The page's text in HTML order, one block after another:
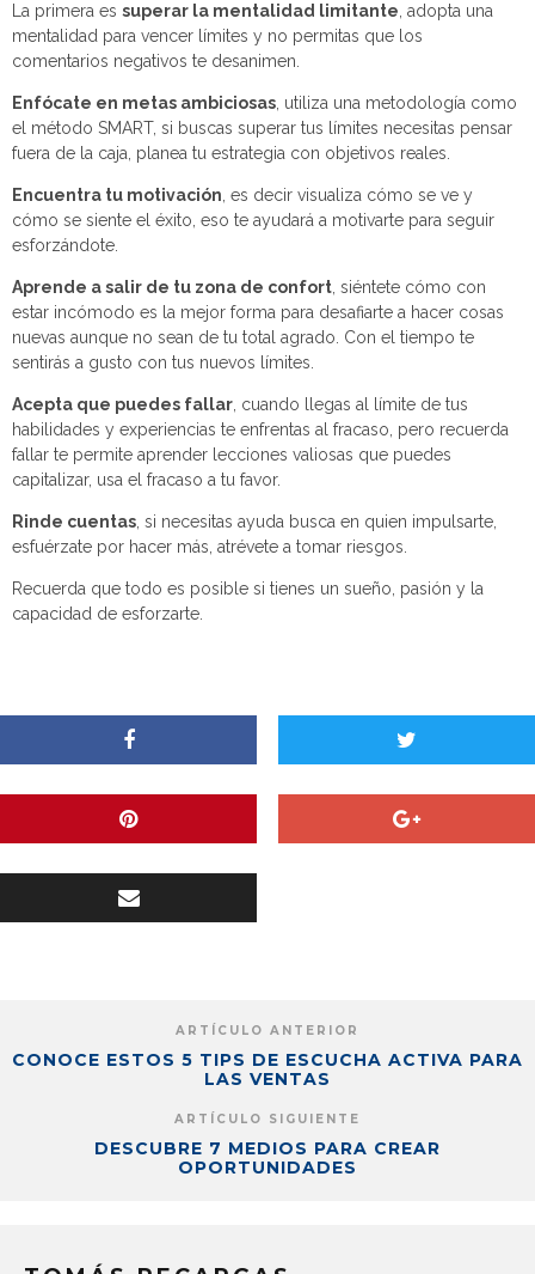
La primera es superar la mentalidad limitante , adopta una
mentalidad para vencer límites y no permitas que los
comentarios negativos te desanimen.
Enfócate en metas ambiciosas , utiliza una metodología como
el método SMART, si buscas superar tus límites necesitas pensar
fuera de la caja, planea tu estrategia con objetivos reales.
Encuentra tu motivación , es decir visualiza cómo se ve y
cómo se siente el éxito, eso te ayudará a motivarte para seguir
esforzándote.
Aprende a salir de tu zona de confort , siéntete cómo con
estar incómodo es la mejor forma para desafiarte a hacer cosas
nuevas aunque no sean de tu total agrado. Con el tiempo te
sentirás a gusto con tus nuevos límites.
Acepta que puedes fallar , cuando llegas al límite de tus
habilidades y experiencias te enfrentas al fracaso, pero recuerda
fallar te permite aprender lecciones valiosas que puedes
capitalizar, usa el fracaso a tu favor.
Rinde cuentas , si necesitas ayuda busca en quien impulsarte,
esfuérzate por hacer más, atrévete a tomar riesgos.
Recuerda que todo es posible si tienes un sueño, pasión y la
capacidad de esforzarte.
ARTÍCULO ANTERIOR
CONOCE ESTOS 5 TIPS DE ESCUCHA ACTIVA PARA
LAS VENTAS
ARTÍCULO SIGUIENTE
DESCUBRE 7 MEDIOS PARA CREAR
OPORTUNIDADES